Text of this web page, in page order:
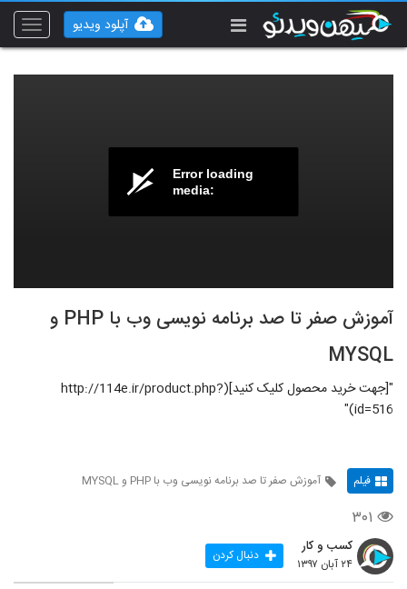
Toggle
آپلود ویدیو
Error loading
media:
آموزش صفر تا صد برنامه نویسی وب با PHP و
MYSQL
"[جهت خرید محصول کلیک کنید](http://114e.ir/product.php?
id=516)"
فیلم آموزش صفر تا صد برنامه نویسی وب با PHP و MYSQL
۳۰۱
کسب و کار
۲۴ آبان ۱۳۹۷ دنبال کردن